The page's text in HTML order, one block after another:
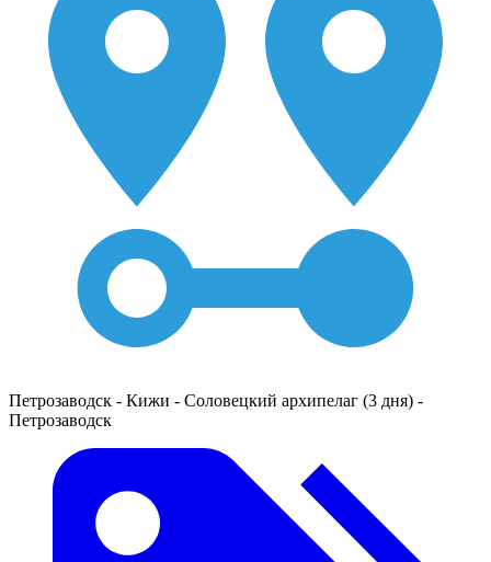
Петрозаводск - Кижи - Соловецкий архипелаг (3 дня) -
Петрозаводск